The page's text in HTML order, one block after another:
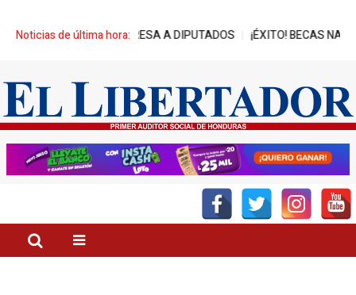
Noticias de última hora:
AVANCES DE REPRESA A DIPUTADOS ¡ÉXITO! BECAS NASSER-